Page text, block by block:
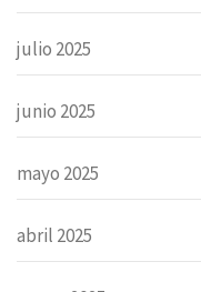
julio 2025
junio 2025
mayo 2025
abril 2025